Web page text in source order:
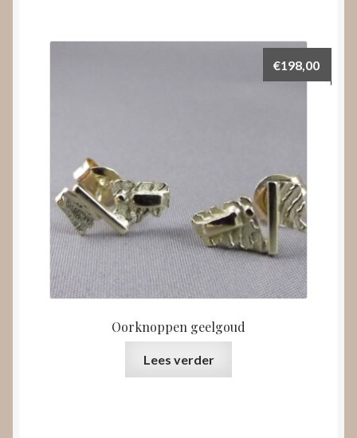
Oorknoppen geelgoud
€198,00
Lees verder